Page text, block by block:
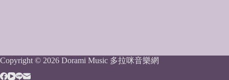
Copyright © 2026 Dorami Music 多拉咪音樂網